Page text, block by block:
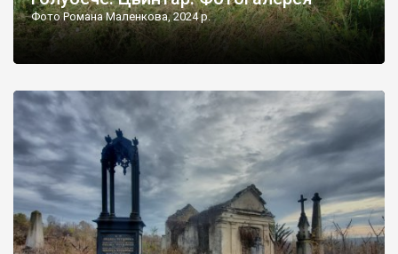
Фото Романа Маленкова, 2024 р.